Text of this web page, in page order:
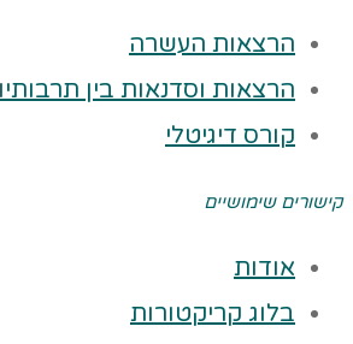
הרצאות העשרה
הרצאות וסדנאות בין
קורס דיגיטלי
קישורים שימושיים
אודות
בלוג קריקטורות